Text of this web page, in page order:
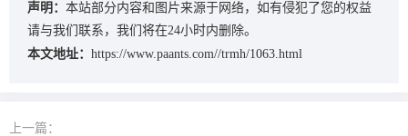
声明： 本站部分内容和图片来源于网络，如有侵犯了您的权益
请与我们联系，我们将在24小时内删除。
本文地址： https://www.paants.com//trmh/1063.html
上一篇：